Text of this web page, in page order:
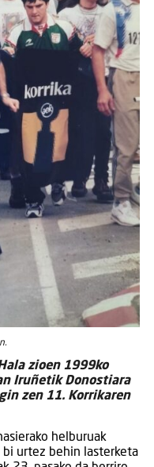
zioen 1999ko
Iruñetik Donostiara
zen 11. Korrikaren
helburuak
bi urtez behin lasterketa